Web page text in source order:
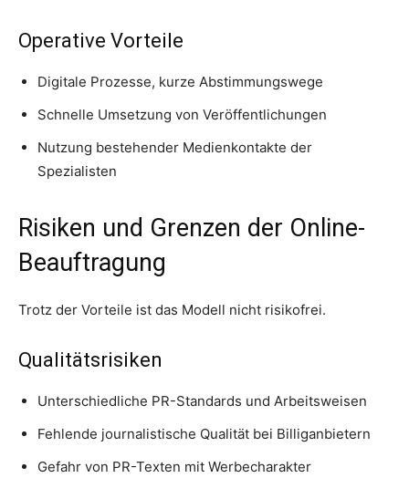
Operative Vorteile
Digitale Prozesse, kurze Abstimmungswege
Schnelle Umsetzung von Veröffentlichungen
Nutzung bestehender Medienkontakte der
Spezialisten
Risiken und Grenzen der Online-
Beauftragung
Trotz der Vorteile ist das Modell nicht risikofrei.
Qualitätsrisiken
Unterschiedliche PR-Standards und Arbeitsweisen
Fehlende journalistische Qualität bei Billiganbietern
Gefahr von PR-Texten mit Werbecharakter